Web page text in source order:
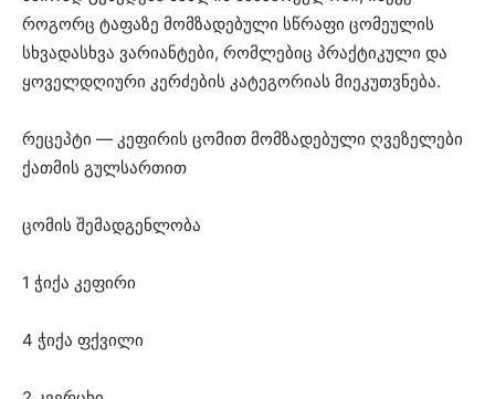
როგორც ტაფაზე მომზადებული სწრაფი ცომეულის
სხვადასხვა ვარიანტები⁠, რომლებიც პრაქტიკული და
ყოველდღიური კერძების კატეგორიას მიეკუთვნება.
რეცეპტი — კეფირის ცომით მომზადებული ღვეზელები
ქათმის გულსართით
ცომის შემადგენლობა
1 ჭიქა კეფირი
4 ჭიქა ფქვილი